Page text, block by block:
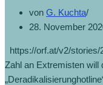
von G. Kuchta
28. November
https://orf.at/v2/stories/
Zahl an Extremisten will